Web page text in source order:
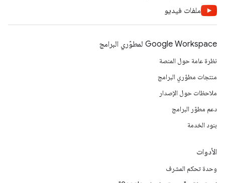
ملفات فيديو
Google Workspace لمطوّري البرامج
نظرة عامة حول المنصة
منتجات مطوّري البرامج
ملاحظات حول الإصدار
دعم مطوّر البرامج
بنود الخدمة
الأدوات
وحدة تحكم المشرف